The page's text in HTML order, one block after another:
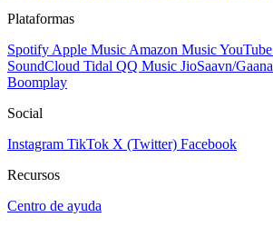
Plataformas
Spotify Apple Music Amazon MusicYouTube
SoundCloud Tidal QQ Music JioSaavn/Gaana
Boomplay
Social
Instagram TikTok X (Twitter) Facebook
Recursos
Centro de ayuda